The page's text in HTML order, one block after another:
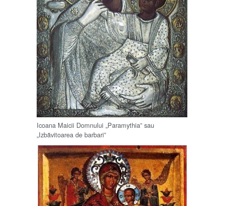
Icoana Maicii Domnului „Paramythia” sau
„Izbăvitoarea de barbari”